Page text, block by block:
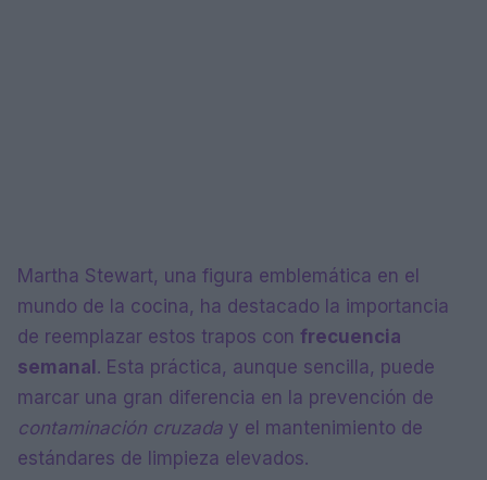
Martha Stewart, una figura emblemática en el
mundo de la cocina, ha destacado la importancia
de reemplazar estos trapos con frecuencia
semanal . Esta práctica, aunque sencilla, puede
marcar una gran diferencia en la prevención de
contaminación cruzada y el mantenimiento de
estándares de limpieza elevados.